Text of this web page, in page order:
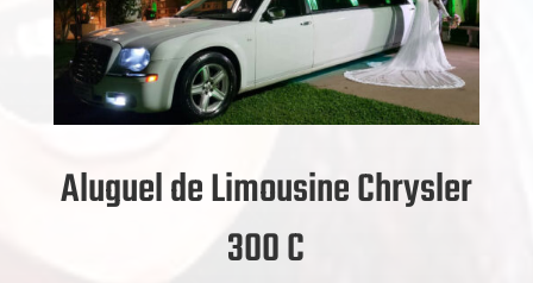
Aluguel de Limousine Chrysler
300 C